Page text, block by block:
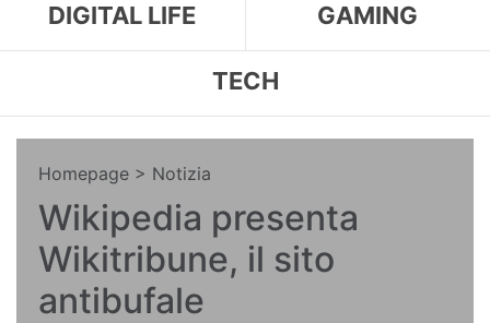
DIGITAL LIFE GAMING
TECH
Homepage > Notizia
Wikipedia presenta
Wikitribune, il sito
antibufale